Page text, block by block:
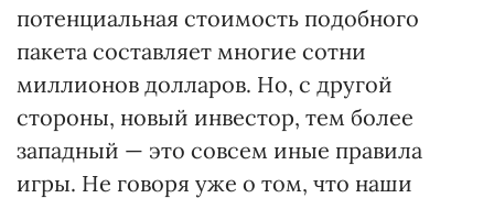
потенциальная стоимость подобного
пакета составляет многие сотни
миллионов долларов. Но, с другой
стороны, новый инвестор, тем более
западный — это совсем иные правила
игры. Не говоря уже о том, что наши